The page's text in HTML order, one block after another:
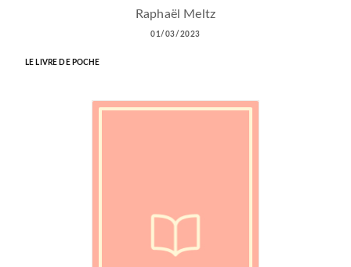
Raphaël Meltz
01/03/2023
LE LIVRE DE POCHE